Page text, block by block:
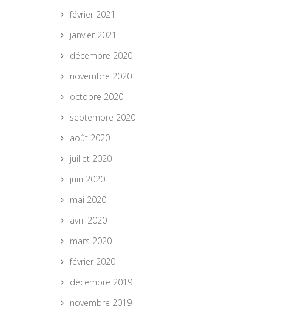
février 2021
janvier 2021
décembre 2020
novembre 2020
octobre 2020
septembre 2020
août 2020
juillet 2020
juin 2020
mai 2020
avril 2020
mars 2020
février 2020
décembre 2019
novembre 2019